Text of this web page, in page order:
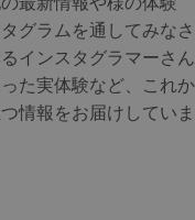
グラムを通してみなさ
インスタグラマーさん
た実体験など、これか
情報をお届けしていま